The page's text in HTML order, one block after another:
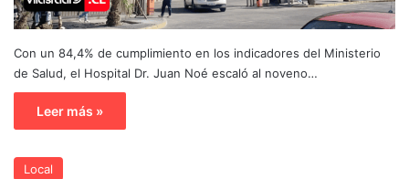
Con un 84,4% de cumplimiento en los indicadores del Ministerio
de Salud, el Hospital Dr. Juan Noé escaló al noveno…
Leer más »
Local